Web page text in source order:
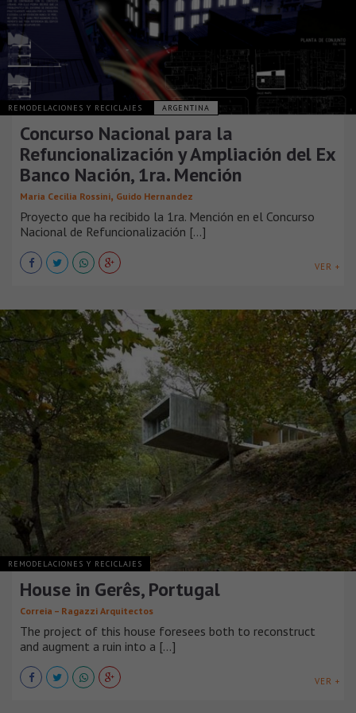
REMODELACIONES Y RECICLAJES ARGENTINA
Concurso Nacional para la
Refuncionalización y Ampliación del Ex
Banco Nación, 1ra. Mención
Maria Cecilia Rossini, Guido Hernandez
Proyecto que ha recibido la 1ra. Mención en el Concurso
Nacional de Refuncionalización [...]
VER +
REMODELACIONES Y RECICLAJES
House in Gerês, Portugal
Correia – Ragazzi Arquitectos
The project of this house foresees both to reconstruct
and augment a ruin into a [...]
VER +